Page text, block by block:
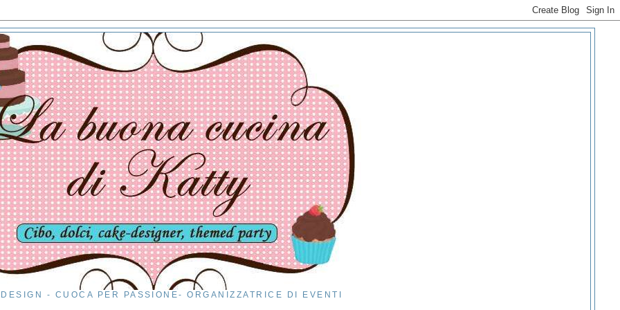
- CUOCA PER PASSIONE- ORGANIZZATRICE DI EVENTI